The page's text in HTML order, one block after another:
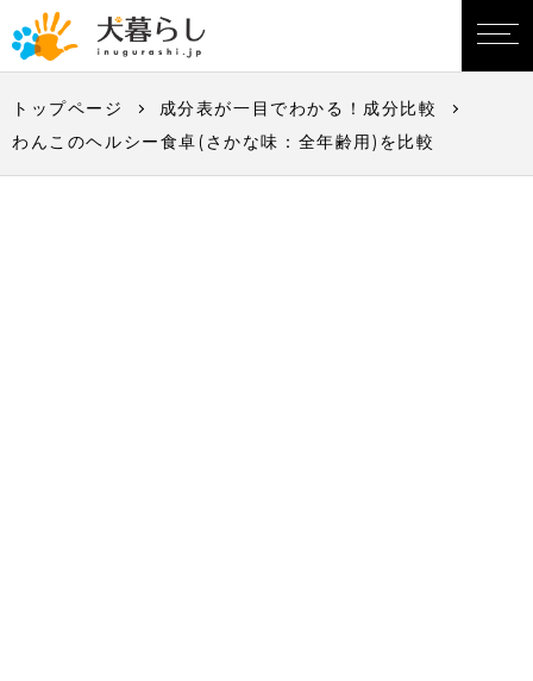
トップページ
成分表が一目でわかる！成分比較
わんこのヘルシー食卓(さかな味：全年齢用)を比較